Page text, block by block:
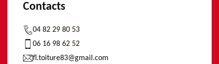
Contacts
04 82 29 80 53
06 16 98 62 52
fl.toiture83@gmail.com